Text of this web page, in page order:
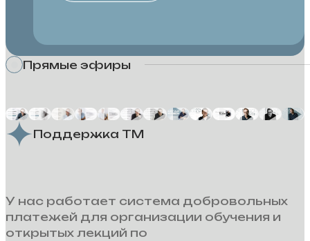
Прямые эфиры
Поддержка ТМ
У нас работает система добровольных
платежей для организации обучения и
открытых лекций по